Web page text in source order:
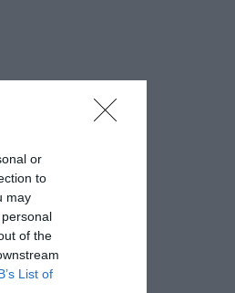
or
to
may
of the
List of